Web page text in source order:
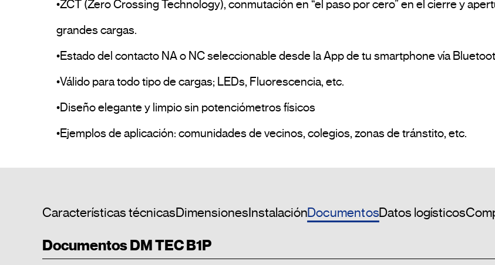
•ZCT (Zero Crossing Technology), conmutación en “el paso por cero” en el cierre y
grandes cargas.
•Estado del contacto NA o NC seleccionable desde la App de tu smartphone vía
•Válido para todo tipo de cargas; LEDs, Fluorescencia, etc.
•Diseño elegante y limpio sin potenciómetros físicos
Características técnicasDimensionesInstalaciónDocumentosDatos logísticos
Documentos DM TEC B1P